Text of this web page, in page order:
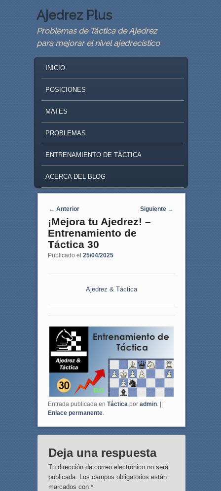
Ajedrez Plus
Problemas de Táctica de Ajedrez
para mejorar el nivel ajedrecístico
SKIP TO PRIMARY CONTENT
SKIP TO SECONDARY CONTENT
INICIO
POSICIONES
MATES
PROBLEMAS
ENTRENAMIENTO DE TÁCTICA
ACERCA DEL BLOG
Navegaci�n de entradas
← Anterior Siguiente →
¡Mejora tu Ajedrez! –
Entrenamiento de
Táctica 30
Publicado el 25/04/2025
Ajedrez & Táctica
Entrada publicada en Táctica por admin. ||
Enlace permanente.
Deja una respuesta
Tu dirección de correo electrónico no será
publicada.
Los campos obligatorios están
marcados con *